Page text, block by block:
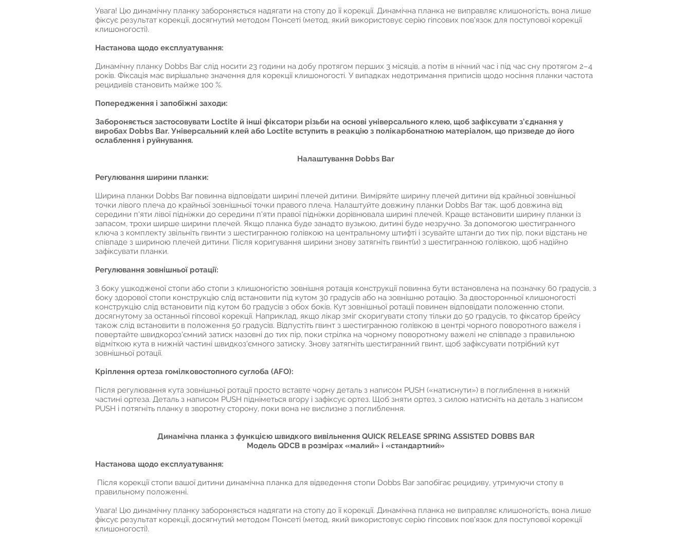
Увага! Цю динамічну планку забороняється надягати на стопу до її корекції. Динамічна планка не виправляє клишоногість, вона лише
фіксує результат корекції, досягнутий методом Понсеті (метод, який використовує серію гіпсових пов'язок для поступової корекції
клишоногості).
Настанова щодо експлуатування:
Динамічну планку Dobbs Bar слід носити 23 години на добу протягом перших 3 місяців, а потім в нічний час і під час сну протягом 2–4
років. Фіксація має вирішальне значення для корекції клишоногості. У випадках недотримання приписів щодо носіння планки частота
рецидивів становить майже 100 %.
Попередження і запобіжні заходи:
Забороняється застосовувати Loctite й інші фіксатори різьби на основі універсального клею, щоб зафіксувати з'єднання у
виробах Dobbs Bar. Універсальний клей або Loctite вступить в реакцію з полікарбонатною матеріалом, що призведе до його
ослаблення і руйнування.
Налаштування Dobbs Bar
Регулювання ширини планки:
Ширина планки Dobbs Bar повинна відповідати ширині плечей дитини. Виміряйте ширину плечей дитини від крайньої зовнішньої
точки лівого плеча до крайньої зовнішньої точки правого плеча. Налаштуйте довжину планки Dobbs Bar так, щоб довжина від
середини п'яти лівої підніжки до середини п'яти правої підніжки дорівнювала ширині плечей. Краще встановити ширину планки із
запасом, трохи ширше ширини плечей. Якщо планка буде занадто вузькою, дитині буде незручно. За допомогою шестигранного
ключа з комплекту звільніть гвинти з шестигранною голівкою на центральному штифті і зсувайте штанги до тих пір, поки відстань не
співпаде з шириною плечей дитини. Після коригування ширини знову затягніть гвинт(и) з шестигранною голівкою, щоб надійно
зафіксувати планки.
Регулювання зовнішньої ротації:
З боку ушкодженої стопи або стопи з клишоногістю зовнішня ротація конструкції повинна бути встановлена на позначку 60 градусів, з
боку здорової стопи конструкцію слід встановити під кутом 30 градусів або на зовнішню ротацію. За двосторонньої клишоногості
конструкцію слід встановити під кутом 60 градусів з обох боків. Кут зовнішньої ротації повинен відповідати положенню стопи,
досягнутому за останньої гіпсової корекції. Наприклад, якщо лікар зміг скоригувати стопу тільки до 50 градусів, то фіксатор брейсу
також слід встановити в положення 50 градусів. Відпустіть гвинт з шестигранною голівкою в центрі чорного поворотного важеля і
повертайте швидкороз'ємний затиск назовні до тих пір, поки стрілка на чорному поворотному важелі не співпаде з правильною
відміткою кута в нижній частині швидкоз'ємного затиску. Знову затягніть шестигранний гвинт, щоб зафіксувати потрібний кут
зовнішньої ротації.
Кріплення ортеза гомілковостопного суглоба (AFO):
Після регулювання кута зовнішньої ротації просто вставте чорну деталь з написом PUSH («натиснути») в поглиблення в нижній
частині ортеза. Деталь з написом PUSH підніметься вгору і зафіксує ортез. Щоб зняти ортез, з силою натисніть на деталь з написом
PUSH і потягніть планку в зворотну сторону, поки вона не вислизне з поглиблення.
Динамічна планка з функцією швидкого вивільнення QUICK RELEASE SPRING ASSISTED DOBBS BAR
Модель QDCB в розмірах «малий» і «стандартний»
Настанова щодо експлуатування:
Після корекції стопи вашої дитини динамічна планка для відведення стопи Dobbs Bar запобігає рецидиву, утримуючи стопу в
правильному положенні.
Увага! Цю динамічну планку забороняється надягати на стопу до її корекції. Динамічна планка не виправляє клишоногість, вона лише
фіксує результат корекції, досягнутий методом Понсеті (метод, який використовує серію гіпсових пов'язок для поступової корекції
клишоногості).